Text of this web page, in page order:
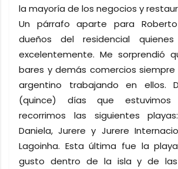
la mayoría de los negocios y
Un párrafo aparte para
dueños del residencial
excelentemente. Me sorprendió
bares y demás comercios
argentino trabajando en ellos.
(quince) días que estuvimos
recorrimos las siguientes
Daniela, Jurere y Jurere
Lagoinha. Esta última fue la
gusto dentro de la isla y de